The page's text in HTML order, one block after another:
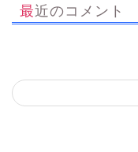
最近のコメント